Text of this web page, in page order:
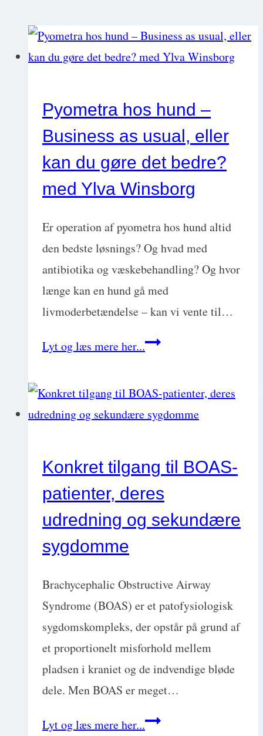
Pyometra hos hund –
Business as usual, eller
kan du gøre det bedre?
med Ylva Winsborg
Er operation af pyometra hos hund altid
den bedste løsnings? Og hvad med
antibiotika og væskebehandling? Og hvor
længe kan en hund gå med
livmoderbetændelse – kan vi vente til…
Lyt og læs mere her...Pyometra
hund
usual,
eller
kan
du
Konkret tilgang til BOAS-
patienter, deres
udredning og sekundære
sygdomme
Brachycephalic Obstructive Airway
Syndrome (BOAS) er et patofysiologisk
sygdomskompleks, der opstår på grund af
et proportionelt misforhold mellem
pladsen i kraniet og de indvendige bløde
dele. Men BOAS er meget…
Lyt og læs mere her...Konkret